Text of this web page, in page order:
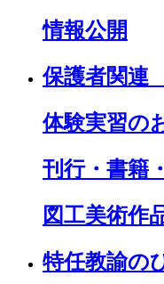
情報公開
保護者関連
体験実習の
刊行・書籍
図工美術作
特任教諭の